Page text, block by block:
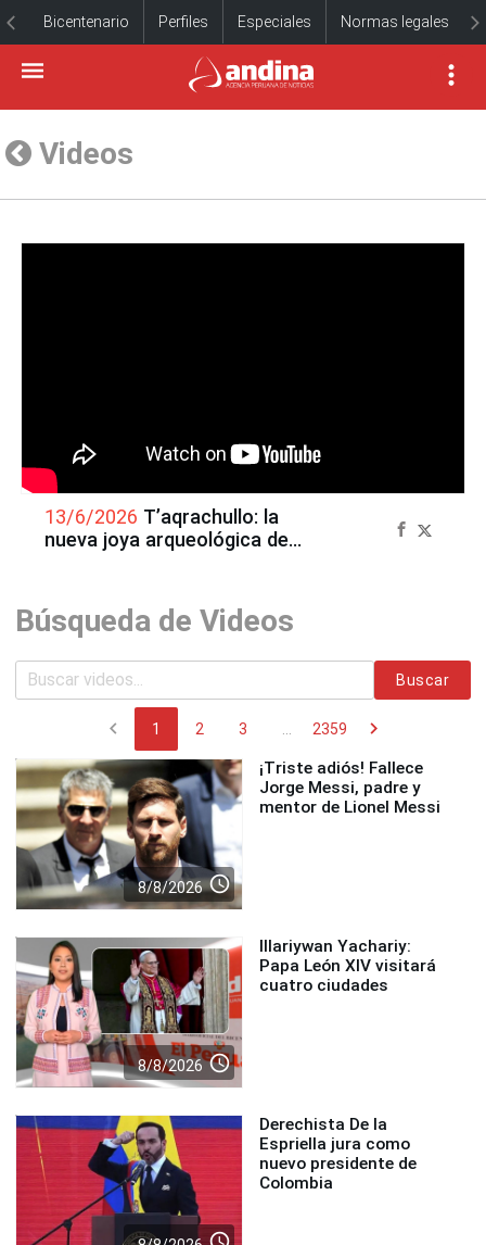
Bicentenario Perfiles Especiales Normas legales
Videos
13/6/2026 T’aqrachullo: la
nueva joya arqueológica de
Búsqueda de Videos
Buscar
chevron_left 1 2 3 2359 chevron_right
8/8/2026 access_time
¡Triste adiós! Fallece
Jorge Messi, padre y
mentor de Lionel Messi
8/8/2026 access_time
Illariywan Yachariy:
Papa León XIV visitará
cuatro ciudades
Derechista De la
Espriella jura como
nuevo presidente de
Colombia